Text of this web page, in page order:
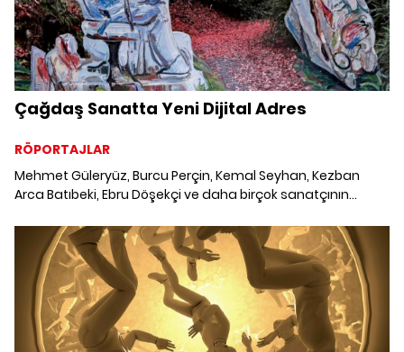
Çağdaş Sanatta Yeni Dijital Adres
RÖPORTAJLAR
Mehmet Güleryüz, Burcu Perçin, Kemal Seyhan, Kezban
Arca Batıbeki, Ebru Döşekçi ve daha birçok sanatçının
kurucuları Moris Sabaner, Albert Nahmiyas ve Sabiha
Kurtulmuş'tan dinledik.